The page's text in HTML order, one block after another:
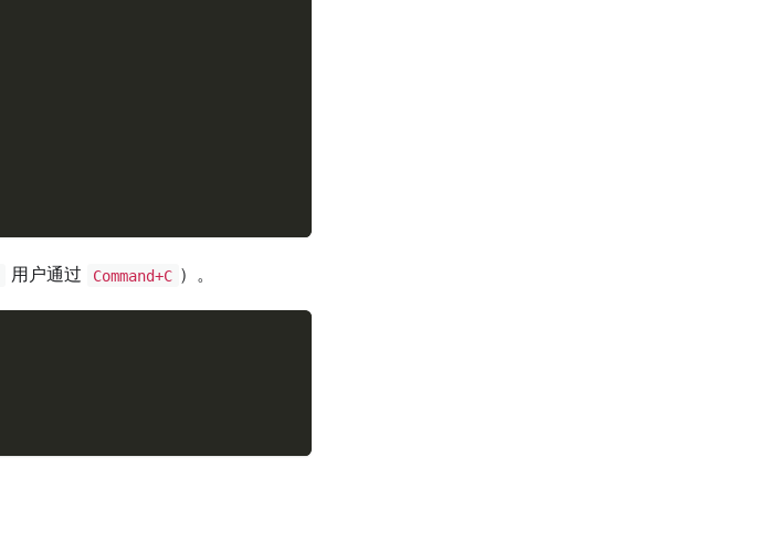
用户通过 Command+C ）。